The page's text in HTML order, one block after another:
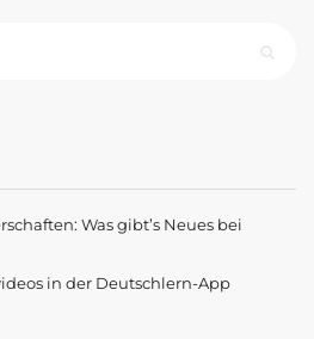
Was gibt’s Neues bei
in der Deutschlern-App